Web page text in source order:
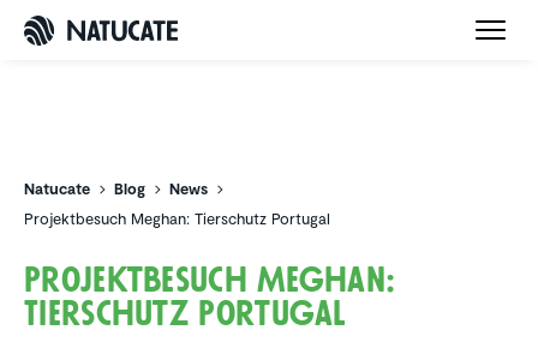
Natucate Blog
News
Projektbesuch Meghan: Tierschutz Portugal
Projekt­be­such Meghan:
Tierschutz Portugal